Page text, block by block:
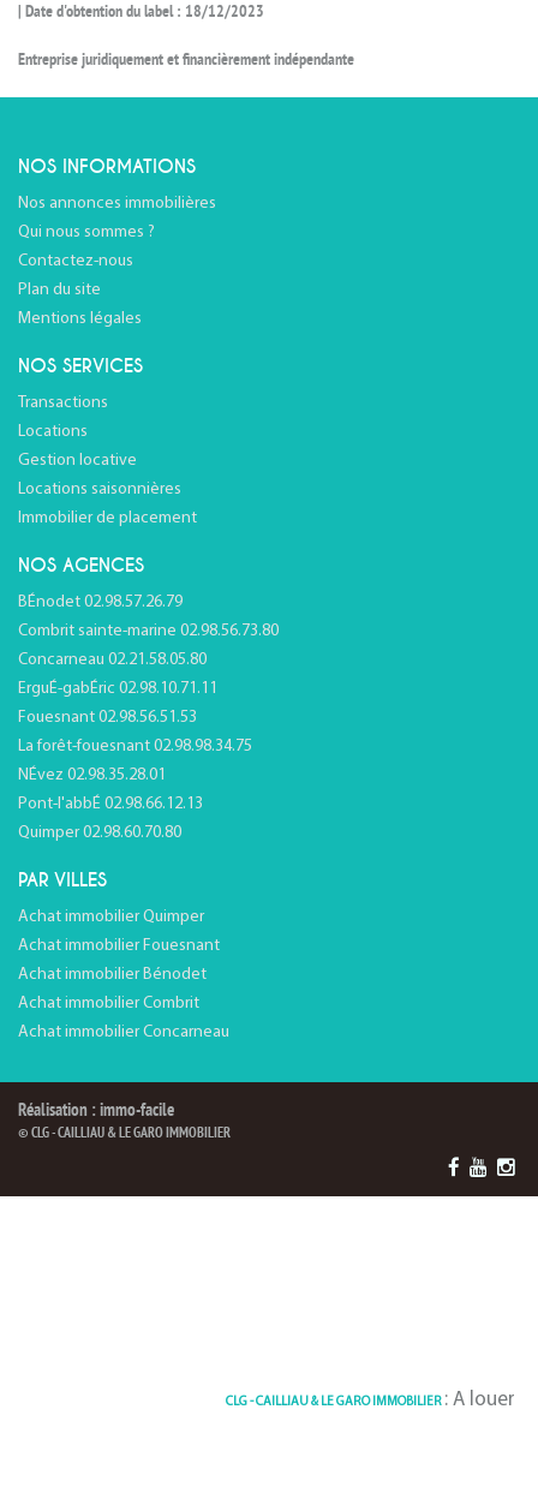
| Date d'obtention du label : 18/12/2023
Entreprise juridiquement et financièrement indépendante
NOS INFORMATIONS
Nos annonces immobilières
Qui nous sommes ?
Contactez-nous
Plan du site
Mentions légales
NOS SERVICES
Transactions
Locations
Gestion locative
Locations saisonnières
Immobilier de placement
NOS AGENCES
BÉnodet 02.98.57.26.79
Combrit sainte-marine 02.98.56.73.80
Concarneau 02.21.58.05.80
ErguÉ-gabÉric 02.98.10.71.11
Fouesnant 02.98.56.51.53
La forêt-fouesnant 02.98.98.34.75
NÉvez 02.98.35.28.01
Pont-l'abbÉ 02.98.66.12.13
Quimper 02.98.60.70.80
PAR VILLES
Achat immobilier Quimper
Achat immobilier Fouesnant
Achat immobilier Bénodet
Achat immobilier Combrit
Achat immobilier Concarneau
Réalisation : immo-facile
© CLG - CAILLIAU & LE GARO IMMOBILIER
CLG - CAILLIAU & LE GARO IMMOBILIER : A louer